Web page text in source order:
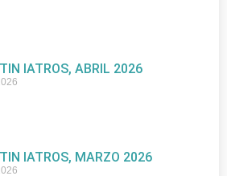
IATROS, ABRIL 2026
IATROS, MARZO 2026